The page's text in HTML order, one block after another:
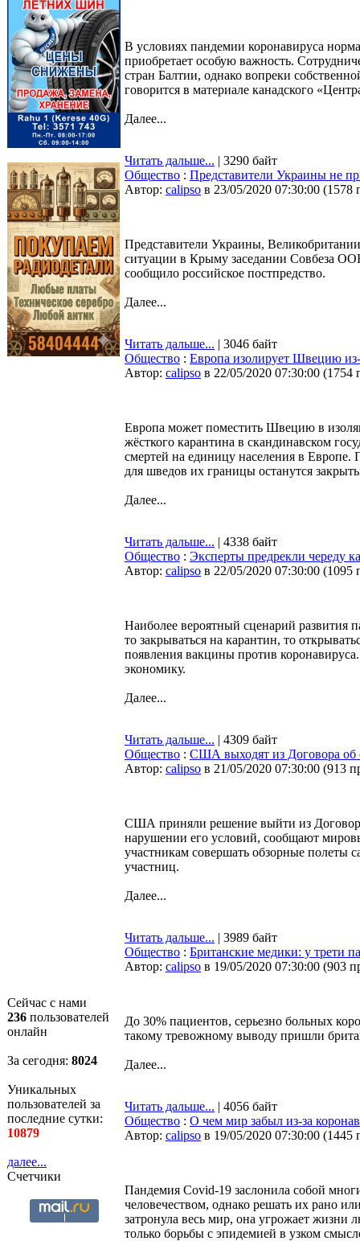
Сейчас с нами
236 пользователей
онлайн
За сегодня: 8024
Уникальных
пользователей за
последние сутки:
10879
далее...
Счетчики
В условиях пандемии коронавируса
приобретает особую важность.
стран Балтии, однако вопреки
говорится в материале канадского
Далее...
Читать дальше... | 3290 байт
Общество : Представители Украины не
Автор: calipso в 23/05/2020 07:30:00 (1578
Представители Украины,
ситуации в Крыму заседании Совбеза
сообщило российское постпредство.
Далее...
Читать дальше... | 3046 байт
Общество : Европа изолирует Швецию
Автор: calipso в 22/05/2020 07:30:00 (1754
Европа может поместить Швецию в
жёсткого карантина в скандинавском
смертей на единицу населения в Европе.
для шведов их границы останутся
Далее...
Читать дальше... | 4338 байт
Общество : Эксперты предрекли череду
Автор: calipso в 22/05/2020 07:30:00 (1095
Наиболее вероятный сценарий развития
то закрываться на карантин, то
появления вакцины против
экономику.
Далее...
Читать дальше... | 4309 байт
Общество : США выходят из Договора об
Автор: calipso в 21/05/2020 07:30:00 (913
США приняли решение выйти из
нарушении его условий, сообщают
участникам совершать обзорные полеты
участниц.
Далее...
Читать дальше... | 3989 байт
Общество : Британские медики: у трети
Автор: calipso в 19/05/2020 07:30:00 (903
До 30% пациентов, серьезно больных
такому тревожному выводу пришли
Далее...
Читать дальше... | 4056 байт
Общество : О чем мир забыл из-за
Автор: calipso в 19/05/2020 07:30:00 (1445
Пандемия Covid-19 заслонила собой
человечеством, однако решать их рано
затронула весь мир, она угрожает
только борьбы с эпидемией в узком